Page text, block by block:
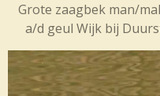
Grote zaagbek man/
a/d geul Wijk bij